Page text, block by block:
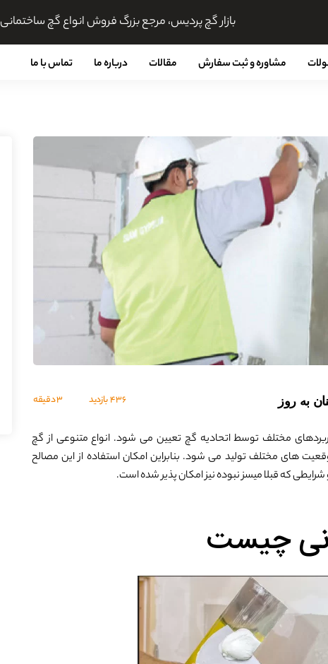
بازار گچ پردیس، مرجع بزرگ فروش انواع گچ ساختمانی
مشاوره و ثبت سفارش مقالات درباره ما تماس با ما
به روز 436بازدید 3 دقیقه
مختلف توسط اتحادیه گچ تعیین می شود. انواع متنوعی از گچ
های مختلف تولید می شود. بنابراین امکان استفاده از این مصالح
شرایطی که قبلا میسز نبوده نیز امکان پذیر شده است.
چیست